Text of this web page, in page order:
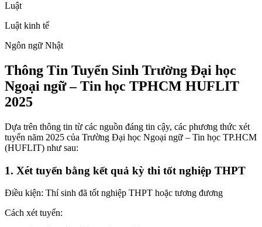
Luật
Luật kinh tế
Ngôn ngữ Nhật
Thông Tin Tuyển Sinh Trường Đại học
Ngoại ngữ – Tin học TPHCM HUFLIT
2025
Dựa trên thông tin từ các nguồn đáng tin cậy, các phương thức xét
tuyển năm 2025 của Trường Đại học Ngoại ngữ – Tin học TP.HCM
(HUFLIT) như sau:
1. Xét tuyển bằng kết quả kỳ thi tốt nghiệp THPT
Điều kiện: Thí sinh đã tốt nghiệp THPT hoặc tương đương
Cách xét tuyển: